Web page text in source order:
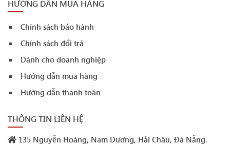
HƯỚNG DẪN MUA HÀNG
Chính sách bảo hành
Chính sách đổi trả
Dành cho doanh nghiệp
Hướng dẫn mua hàng
Hướng dẫn thanh toán
THÔNG TIN LIÊN HỆ
135 Nguyễn Hoàng, Nam Dương, Hải Châu, Đà Nẵng.